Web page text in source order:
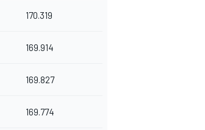
170.319
169.914
169.827
169.774